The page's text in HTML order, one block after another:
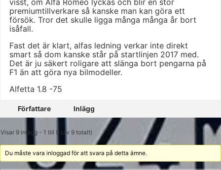
premiumtillverkare så kanske man kan göra ett
försök. Tror det skulle ligga många många år bort
isåfall.
Fast det är klart, alfas ledning verkar inte direkt
smart så dom kanske står på startlinjen 2017 med.
Det är ju säkert roligare att slänga bort pengarna på
F1 än att göra nya bilmodeller.
Alfetta 1.8 -75
Författare Inlägg
Visar 9 inlägg - 1 till 9 (av 9 totalt)
Du måste vara inloggad för att svara på detta ämne.